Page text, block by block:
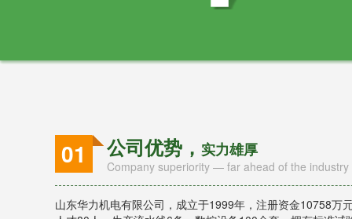
01 公司优势， 实力雄厚
Company superiority — far ahead of the industry
山东华力机电有限公司，成立于1999年，注册资金10758万